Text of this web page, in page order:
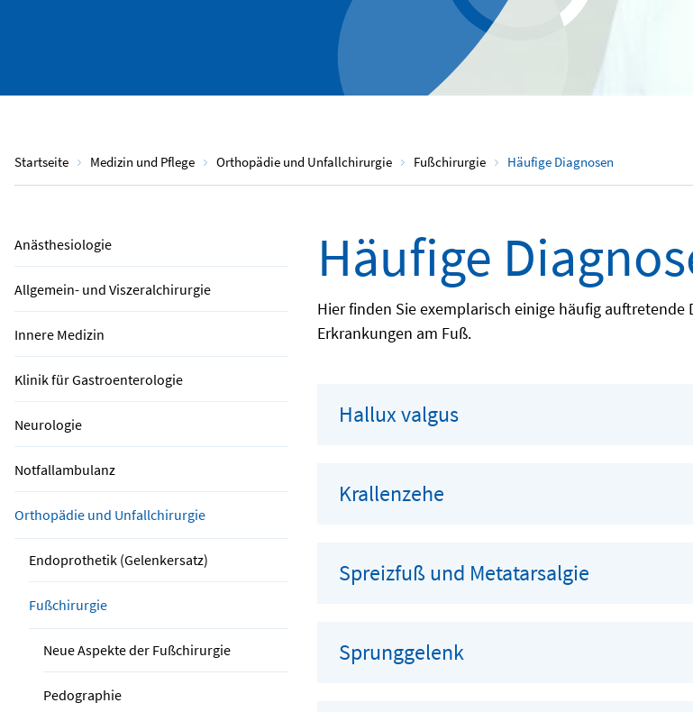
Startseite Medizin und Pflege Orthopädie und Unfallchirurgie Fußchirurgie Häufige Diagnosen
Anästhesiologie
Allgemein- und Viszeralchirurgie
Innere Medizin
Klinik für Gastroenterologie
Neurologie
Notfallambulanz
Orthopädie und Unfallchirurgie
Endoprothetik (Gelenkersatz)
Fußchirurgie
Neue Aspekte der Fußchirurgie
Pedographie
Häufige
Hier finden Sie exemplarisch einige häufig
Erkrankungen am Fuß.
Hallux valgus
Krallenzehe
Spreizfuß und Metatarsalgie
Sprunggelenk